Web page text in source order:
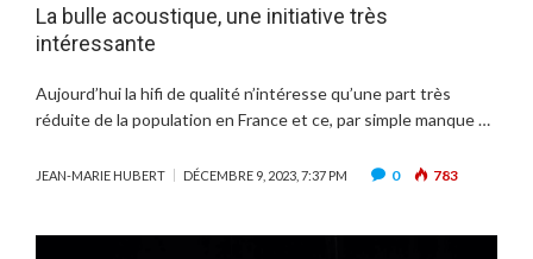
La bulle acoustique, une initiative très
intéressante
Aujourd’hui la hifi de qualité n’intéresse qu’une part très
réduite de la population en France et ce, par simple manque …
JEAN-MARIE HUBERT DÉCEMBRE 9, 2023, 7:37 PM 0 783